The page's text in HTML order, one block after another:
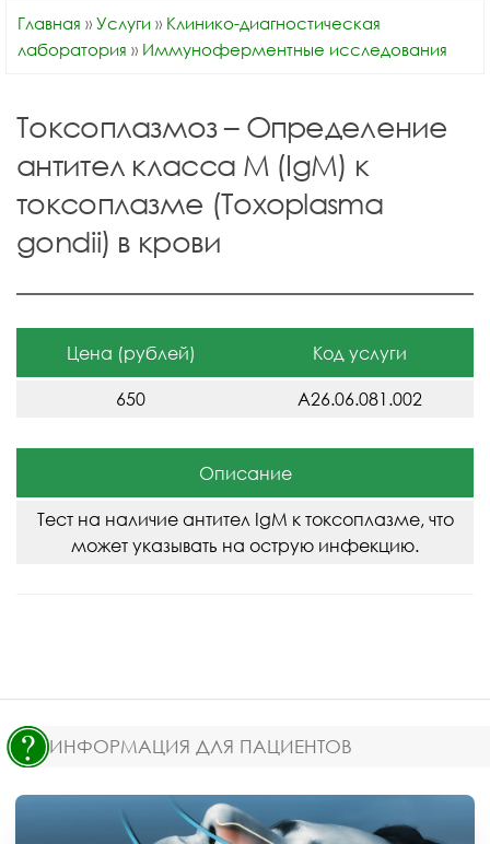
Главная » Услуги » Клинико-диагностическая
лаборатория » Иммуноферментные исследования
Токсоплазмоз – Определение
антител класса M (IgM) к
токсоплазме (Toxoplasma
gondii) в крови
Цена (рублей) Код услуги
650 A26.06.081.002
Описание
Тест на наличие антител IgM к токсоплазме, что
может указывать на острую инфекцию.
ИНФОРМАЦИЯ ДЛЯ ПАЦИЕНТОВ